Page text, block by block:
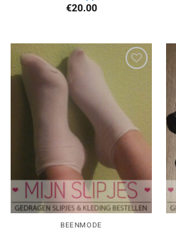
€20.00
verlanglijst
toevoegen
BEENMODE